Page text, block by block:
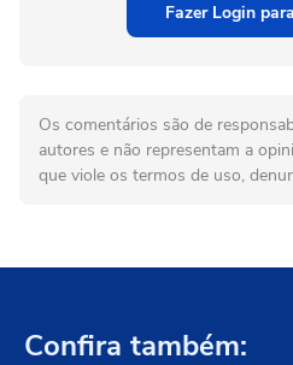
Fazer Login
Os comentários são de
autores e não representam a
que viole os termos de uso,
Confira também: